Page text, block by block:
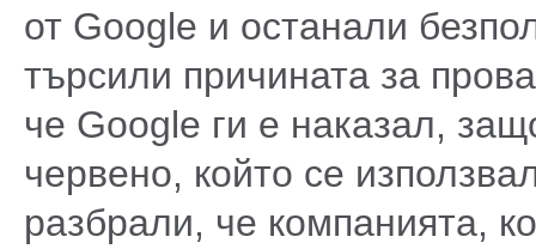
от Google и останали
търсили причината за
че Google ги е наказал,
червено, който се
разбрали, че компанията,